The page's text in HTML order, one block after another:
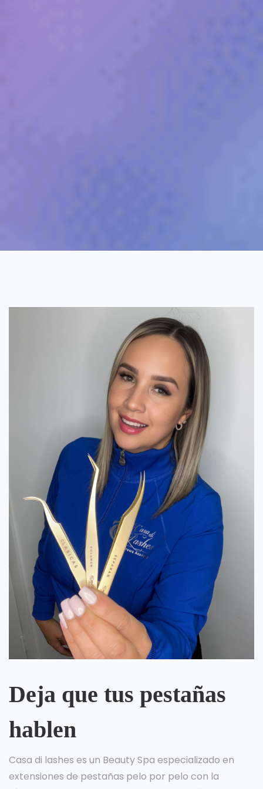
Deja que tus pestañas
hablen
Casa di lashes es un Beauty Spa especializado en
extensiones de pestañas pelo por pelo con la